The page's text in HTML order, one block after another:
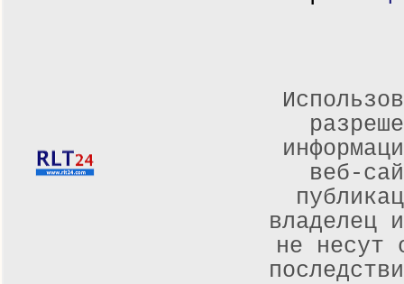
веб-
владелец
не несут